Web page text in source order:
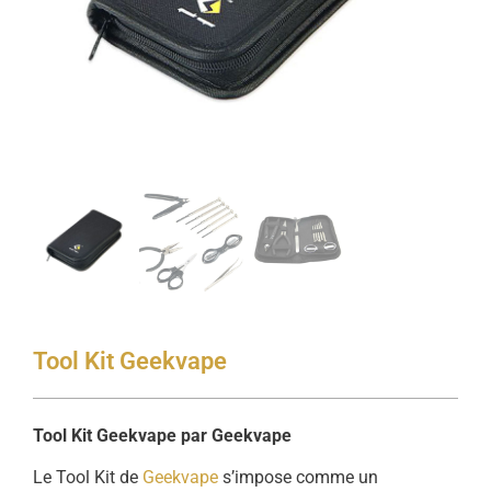
Tool Kit Geekvape
Tool Kit Geekvape par Geekvape
Le Tool Kit de Geekvape s’impose comme un